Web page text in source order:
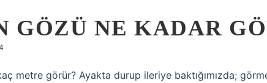
GÖZÜ NE KADAR
metre görür? Ayakta durup ileriye baktığımızda;